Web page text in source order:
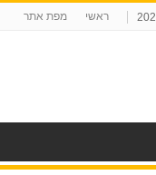
ראשי מפת אתר